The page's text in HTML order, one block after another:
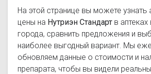
На этой странице вы можете узнать
цены на Нутриэн Стандарт в
города, сравнить предложения и
наиболее выгодный вариант. Мы
обновляем данные о стоимости и
препарата, чтобы вы видели